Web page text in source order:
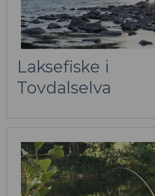
Laksefiske i
Tovdalselva